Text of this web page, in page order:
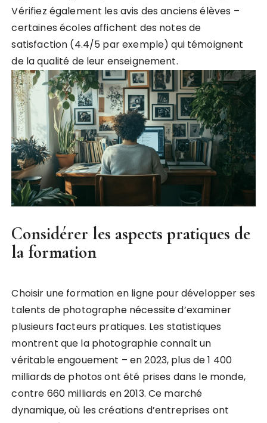
Vérifiez également les avis des anciens élèves –
certaines écoles affichent des notes de
satisfaction (4.4/5 par exemple) qui témoignent
de la qualité de leur enseignement.
Considérer les aspects pratiques de
la formation
Choisir une formation en ligne pour développer ses
talents de photographe nécessite d’examiner
plusieurs facteurs pratiques. Les statistiques
montrent que la photographie connaît un
véritable engouement – en 2023, plus de 1 400
milliards de photos ont été prises dans le monde,
contre 660 milliards en 2013. Ce marché
dynamique, où les créations d’entreprises ont